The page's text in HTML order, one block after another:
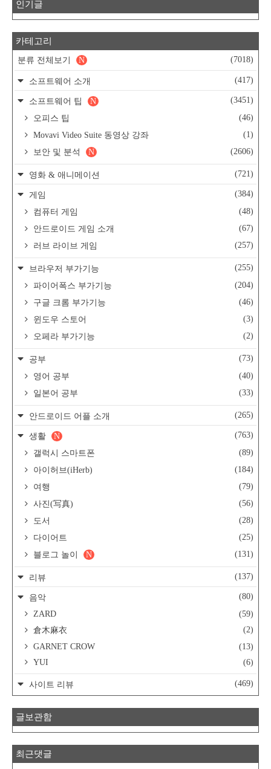
인기글
카테고리
분류 전체보기 (7018)
N
소프트웨어 소개 (417)
소프트웨어 팁 (3451)
N
오피스 팁
(46)
Movavi Video Suite 동영상 강좌
(1)
보안 및 분석
(2606)
N
영화 & 애니메이션 (721)
게임
(384)
컴퓨터 게임
(48)
안드로이드 게임 소개
(67)
러브 라이브 게임
(257)
브라우저 부가기능
(255)
파이어폭스 부가기능
(204)
구글 크롬 부가기능
(46)
윈도우 스토어
(3)
오페라 부가기능
(2)
공부
(73)
영어 공부
(40)
일본어 공부
(33)
안드로이드 어플 소개 (265)
생활 (763)
N
갤럭시 스마트폰
(89)
아이허브(iHerb)
(184)
여행
(79)
사진(写真)
(56)
도서
(28)
다이어트
(25)
블로그 놀이
(131)
N
리뷰 (137)
음악
(80)
ZARD
(59)
倉木麻衣
(2)
GARNET CROW
(13)
YUI
(6)
사이트 리뷰 (469)
글보관함
최근댓글